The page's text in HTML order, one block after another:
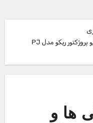
مشخصات – ویژگی ها و قیمت خرید ویدیو پروژکتور ریکو مدل PJ
ها و